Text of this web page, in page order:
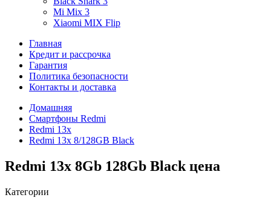
Mi Mix 3
Xiaomi MIX Flip
Главная
Кредит и рассрочка
Гарантия
Политика безопасности
Контакты и доставка
Домашняя
Смартфоны Redmi
Redmi 13x
Redmi 13x 8/128GB Black
Redmi 13x 8Gb 128Gb Black цена
Категории